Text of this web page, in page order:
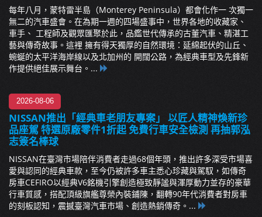
每年八月，蒙特雷半島（Monterey Peninsula）都會化作一 次獨一
無二的汽車盛會。在為期一週的四場盛事中，世界各地的收藏家、
車手、 工程師及觀眾匯聚於此，品鑑世代傳承的古董汽車、精湛工
藝與傳奇故事。這裡 擁有得天獨厚的自然環境：延綿起伏的山丘、
蜿蜒的太平洋海岸線以及北加州的 開闊公路，為經典車型及先鋒新
作提供絕佳展示舞台。...
2026-08-06
NISSAN推出「經典車老朋友專案」 以匠人精神煥新珍
品座駕 特選原廠零件1折起 免費行車安全檢測 再抽郭泓
志簽名棒球
NISSAN在臺灣市場陪伴消費者走過68個年頭，推出許多深受市場喜
愛與認同的經典車款，至今仍被許多車主悉心珍藏與駕馭，如傳奇
房車CEFIRO以經典V6銘機引擎創造極致靜謐與渾厚動力並存的豪華
行車質感，搭配頂級旗艦尊榮內裝鋪陳，翻轉90年代消費者對房車
的刻板認知，震撼臺灣汽車市場、創造熱銷傳奇。...